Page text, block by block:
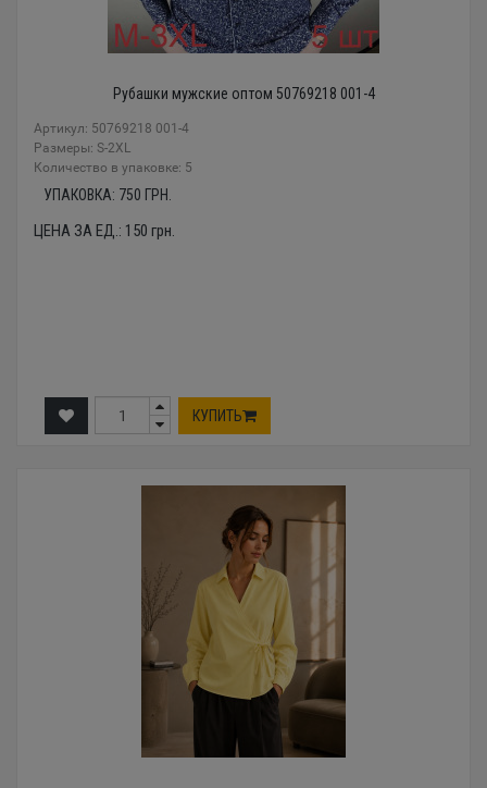
Рубашки мужские оптом 50769218 001-4
Артикул: 50769218 001-4
Размеры: S-2XL
Количество в упаковке: 5
УПАКОВКА: 750 ГРН.
ЦЕНА ЗА ЕД.: 150 грн.
КУПИТЬ